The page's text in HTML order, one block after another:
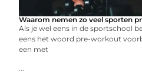
Waarom nemen zo veel sporten
Als je wel eens in de sportschool
eens het woord pre-workout
een met
...